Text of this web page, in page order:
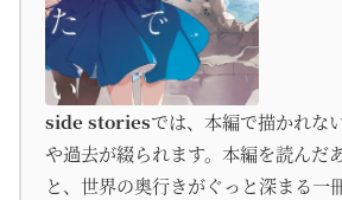
side storiesでは、本編で描かれな
や過去が綴られます。本編を読んだ
と、世界の奥行きがぐっと深まる一